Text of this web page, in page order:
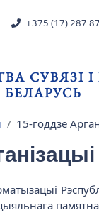
+375 (17) 287
СУВЯЗІ
БЕЛАРУСЬ
15-годдзе